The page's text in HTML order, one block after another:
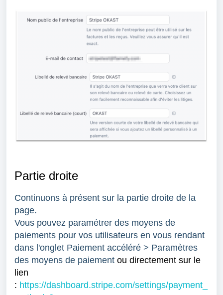
Partie droite
Continuons à présent sur la partie droite de la
page.
Vous pouvez paramétrer des moyens de
paiements pour vos utilisateurs en vous rendant
dans l'onglet Paiement accéléré > Paramètres
des moyens de paiement ou directement sur le
lien
: https://dashboard.stripe.com/settings/payment_